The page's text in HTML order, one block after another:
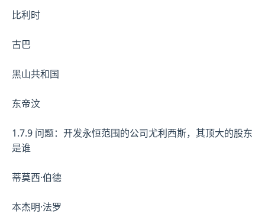
比利时
古巴
黑山共和国
东帝汶
1.7.9 问题：开发永恒范围的公司尤利西斯，其顶大的股东
是谁
蒂莫西·伯德
本杰明·法罗